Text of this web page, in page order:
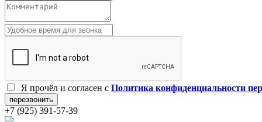
Я прочёл и согласен c Политика конфиденциальности
+7 (925) 391-57-39